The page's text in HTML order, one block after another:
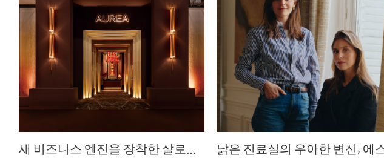
새 비즈니스 엔진을 장착한 살로네 델 모빌레. 밀라노 2026